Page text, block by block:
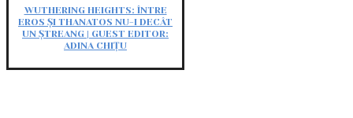
WUTHERING HEIGHTS: ÎNTRE
EROS ȘI THANATOS NU-I DECÂT
UN ȘTREANG | GUEST EDITOR:
ADINA CHIȚU